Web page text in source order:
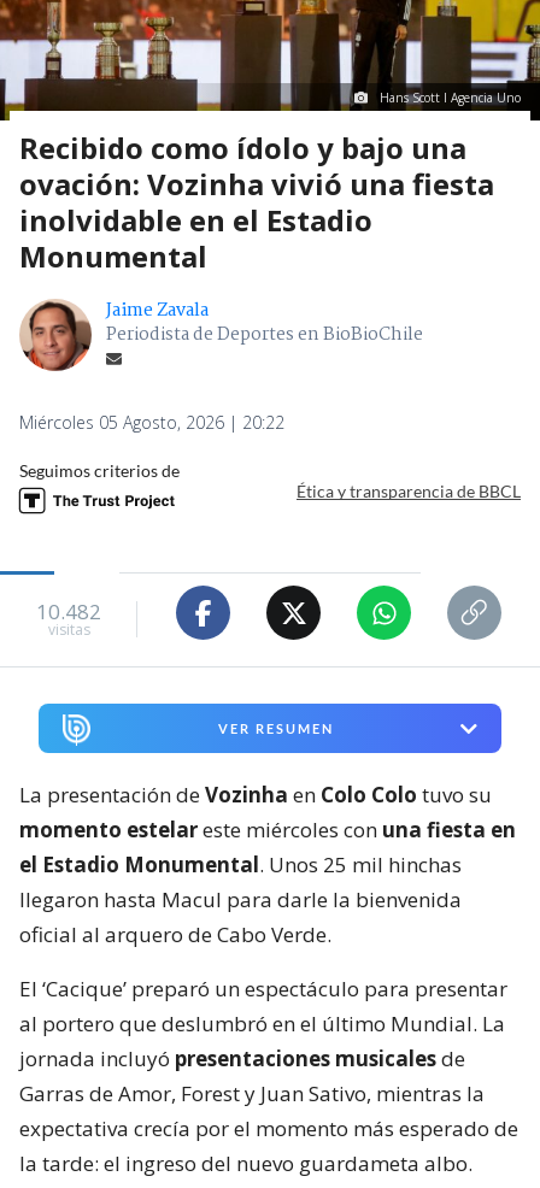
Hans Scott I Agencia Uno
Recibido como ídolo y bajo una
ovación: Vozinha vivió una fiesta
inolvidable en el Estadio
Monumental
Jaime Zavala
Periodista de Deportes en BioBioChile
Miércoles 05 Agosto, 2026 | 20:22
Seguimos criterios de
Ética y transparencia de BBCL
10.482
visitas
VER RESUMEN
La presentación deVozinha en Colo Colo tuvo su
momento estelareste miércoles con una fiesta en
el Estadio Monumental. Unos 25 mil hinchas
llegaron hasta Macul para darle la bienvenida
oficial al arquero de Cabo Verde.
El ‘Cacique’ preparó un espectáculo para presentar
al portero que deslumbró en el último Mundial. La
jornada incluyó presentaciones musicalesde
Garras de Amor, Forest y Juan Sativo, mientras la
expectativa crecía por el momento más esperado de
la tarde: el ingreso del nuevo guardameta albo.